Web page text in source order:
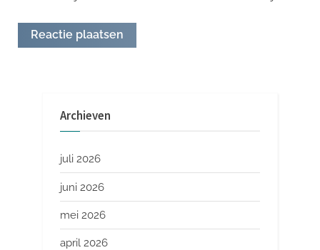
Archieven
juli 2026
juni 2026
mei 2026
april 2026